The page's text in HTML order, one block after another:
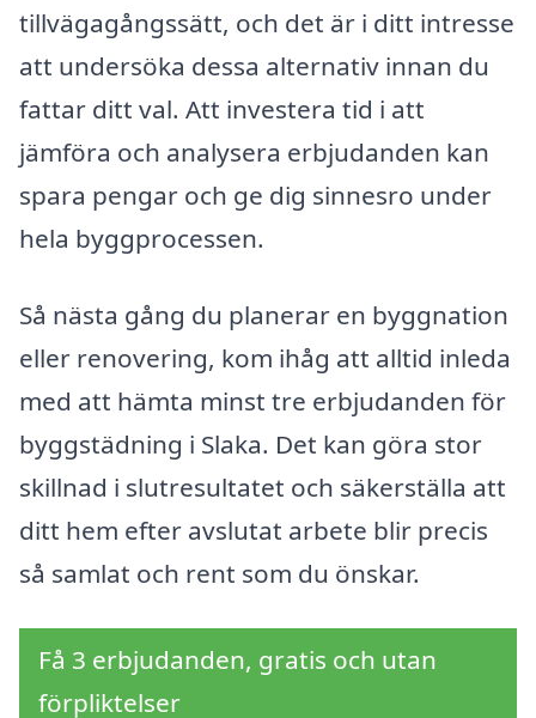
tillvägagångssätt, och det är i ditt intresse
att undersöka dessa alternativ innan du
fattar ditt val. Att investera tid i att
jämföra och analysera erbjudanden kan
spara pengar och ge dig sinnesro under
hela byggprocessen.
Så nästa gång du planerar en byggnation
eller renovering, kom ihåg att alltid inleda
med att hämta minst tre erbjudanden för
byggstädning i Slaka. Det kan göra stor
skillnad i slutresultatet och säkerställa att
ditt hem efter avslutat arbete blir precis
så samlat och rent som du önskar.
Få 3 erbjudanden, gratis och utan
förpliktelser